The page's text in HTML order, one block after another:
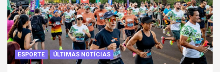
ESPORTE ÚLTIMAS NOTÍCIAS